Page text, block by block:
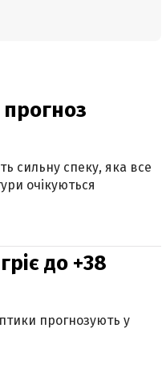
прогноз
сильну спеку, яка все
очікуються
до +38
прогнозують у